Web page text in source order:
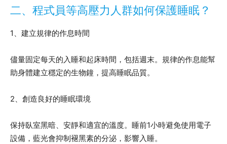
二、程式員等高壓力人群如何保護睡眠？
1、建立規律的作息時間
儘量固定每天的入睡和起床時間，包括週末。規律的作息能幫
助身體建立穩定的生物鐘，提高睡眠品質。
2、創造良好的睡眠環境
保持臥室黑暗、安靜和適宜的溫度。睡前1小時避免使用電子
設備，藍光會抑制褪黑素的分泌，影響入睡。